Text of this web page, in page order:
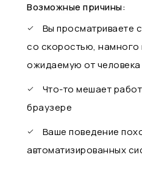
Возможные причины:
Вы просматриваете
со скоростью,
ожидаемую от человека
Что-то мешает
браузере
Ваше поведение
автоматизированных